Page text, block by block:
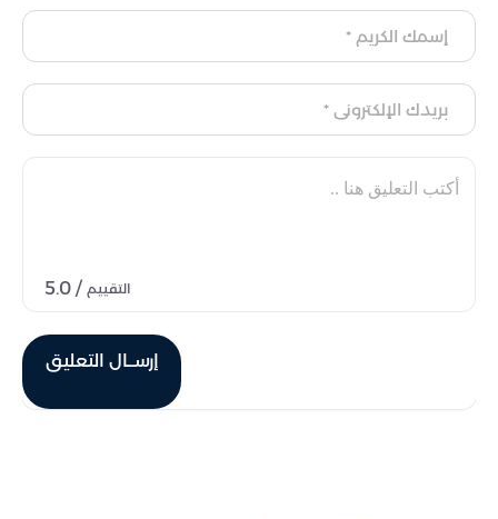
التقييم / 5.0
إرســال التعليق